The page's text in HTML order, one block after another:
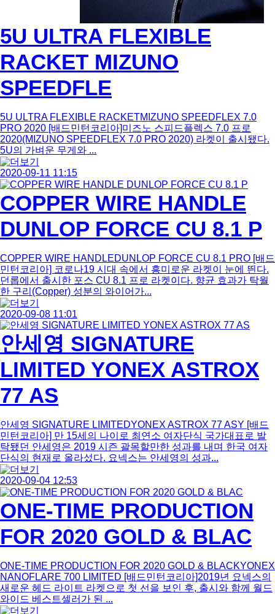
5U ULTRA FLEXIBLE
RACKET MIZUNO
SPEEDFLE
5U ULTRA FLEXIBLE RACKETMIZUNO SPEEDFLEX 7.0
PRO 2020 [배드민턴코리아]미즈노 스피드플렉스 7.0 프로
2020(MIZUNO SPEEDFLEX 7.0 PRO 2020) 라켓이 출시됐다.
5U의 가벼운 무게와 ...
2020-09-11 11:15
COPPER WIRE HANDLE
DUNLOP FORCE CU 8.1 P
COPPER WIRE HANDLEDUNLOP FORCE CU 8.1 PRO [배드
민턴코리아] 코로나19 시대 속에서 흥미로운 라켓이 눈에 띈다.
던롭에서 출시한 포스 CU 8.1 프로 라켓이다. 향균 효과가 탁월
한 구리(Copper) 성분의 와이어가...
2020-09-08 11:01
안세영 SIGNATURE
LIMITED YONEX ASTROX
77 AS
안세영 SIGNATURE LIMITEDYONEX ASTROX 77 ASY [배드
민턴코리아] 만 15세의 나이로 최연소 여자단식 국가대표로 발
탁됐던 안세영은 2019 시즌 괄목할만한 성과를 내며 한국 여자
단식의 현재로 올라섰다. 요넥스는 안세영의 성과...
2020-09-04 12:53
ONE-TIME PRODUCTION
FOR 2020 GOLD & BLAC
ONE-TIME PRODUCTION FOR 2020 GOLD & BLACKYONEX
NANOFLARE 700 LIMITED [배드민턴코리아]2019년 요넥스의
새로운 헤드 라이트 라켓으로 첫 선을 보인 후, 출시와 함께 월드
와이드 베스트셀러가 된 ...